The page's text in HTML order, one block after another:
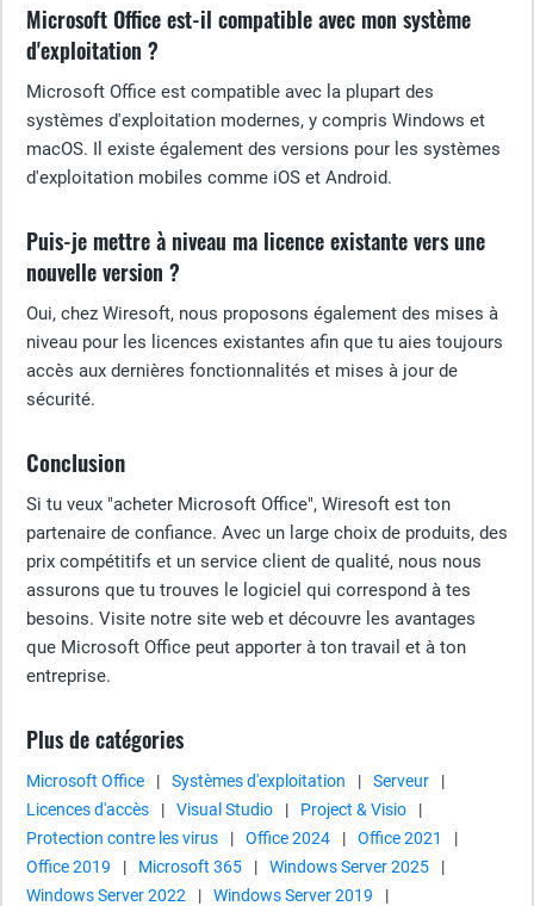
Microsoft Office est-il compatible avec mon système
d'exploitation ?
Microsoft Office est compatible avec la plupart des
systèmes d'exploitation modernes, y compris Windows et
macOS. Il existe également des versions pour les systèmes
d'exploitation mobiles comme iOS et Android.
Puis-je mettre à niveau ma licence existante vers une
nouvelle version ?
Oui, chez Wiresoft, nous proposons également des mises à
niveau pour les licences existantes afin que tu aies toujours
accès aux dernières fonctionnalités et mises à jour de
sécurité.
Conclusion
Si tu veux "acheter Microsoft Office", Wiresoft est ton
partenaire de confiance. Avec un large choix de produits, des
prix compétitifs et un service client de qualité, nous nous
assurons que tu trouves le logiciel qui correspond à tes
besoins. Visite notre site web et découvre les avantages
que Microsoft Office peut apporter à ton travail et à ton
entreprise.
Plus de catégories
Microsoft Office | Systèmes d'exploitation | Serveur
|
Licences d'accès
| Visual Studio | Project & Visio
|
Protection contre les virus
| Office 2024 | Office 2021
|
Office 2019
| Microsoft 365 | Windows Server 2025
|
Windows Server 2022
| Windows Server 2019
|